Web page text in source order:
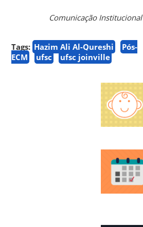
Comunicação Institucional
Tags: Hazim Ali Al-Qureshi
Pós-
ECM
ufsc ufsc joinville